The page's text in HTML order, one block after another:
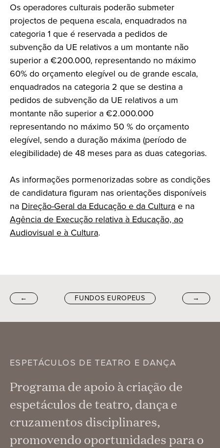
Os operadores culturais poderão submeter
projectos de pequena escala, enquadrados na
categoria 1 que é reservada a pedidos de
subvenção da UE relativos a um montante não
superior a €200.000, representando no máximo
60% do orçamento elegível ou de grande escala,
enquadrados na categoria 2 que se destina a
pedidos de subvenção da UE relativos a um
montante não superior a €2.000.000
representando no máximo 50 % do orçamento
elegível, sendo a duração máxima (período de
elegibilidade) de 48 meses para as duas categorias.
As informações pormenorizadas sobre as condições
de candidatura figuram nas orientações disponíveis
na Direção-Geral da Educação e da Culturae na
Agência de Execução relativa à Educação, ao
Audiovisual e à Cultura.
← FUNDOS EUROPEUS →
ESPETÁCULOS DE TEATRO E DANÇA
Programa de apoio à criação de
espetáculos de teatro, dança e
cruzamentos disciplinares,
promovendo oportunidades para o